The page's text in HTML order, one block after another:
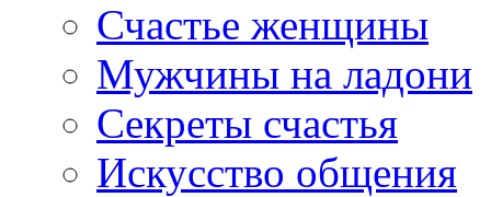
Счастье женщины
Мужчины на ладони
Секреты счастья
Искусство общения